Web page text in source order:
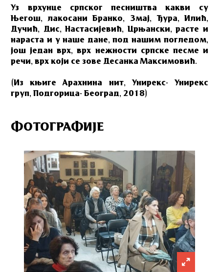
Уз врхунце српског песништва какви су
Његош, лакосани Бранко, Змај, Ђура, Илић,
Дучић, Дис, Настасијевић, Црњански, расте и
нараста и у наше дане, под нашим погледом,
још један врх, врх нежности српске песме и
речи, врх који се зове Десанка Максимовић.
(Из књиге Арахнина нит, Унирекс- Унирекс
груп, Подгорица- Београд, 2018)
ФОТОГРАФИЈЕ